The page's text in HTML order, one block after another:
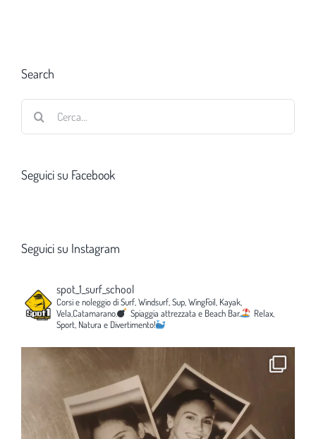
Search
Seguici su Facebook
Seguici su Instagram
spot_1_surf_school
Corsi e noleggio di Surf, Windsurf, Sup, WingFoil, Kayak,
Vela,Catamarano.
Spiaggia attrezzata e Beach Bar.
Relax,
Sport, Natura e Divertimento!